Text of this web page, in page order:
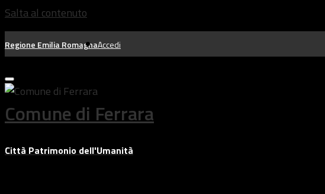
Salta al contenuto
Regione Emilia RomagnaAccedi
Comune di Ferrara
Città Patrimonio dell'Umanità